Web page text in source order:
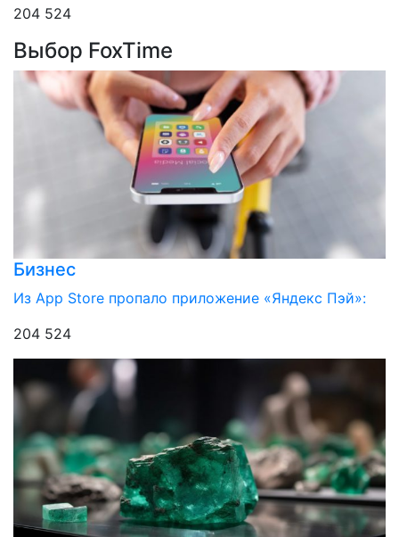
204 524
Выбор FoxTime
Бизнес
Из App Store пропало приложение «Яндекс Пэй»:
204 524